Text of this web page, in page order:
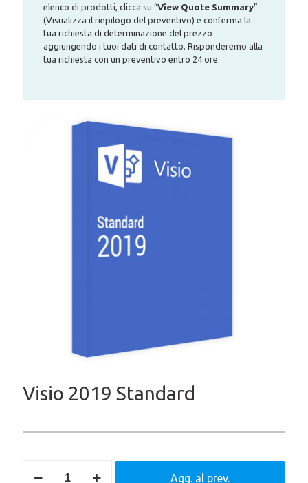
elenco di prodotti, clicca su “View Quote Summary”
(Visualizza il riepilogo del preventivo) e conferma la
tua richiesta di determinazione del prezzo
aggiungendo i tuoi dati di contatto. Risponderemo alla
tua richiesta con un preventivo entro 24 ore.
Visio 2019 Standard
2019
Agg. al prev.